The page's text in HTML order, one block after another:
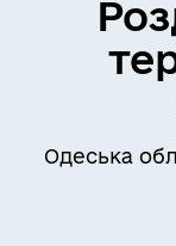
Одеська